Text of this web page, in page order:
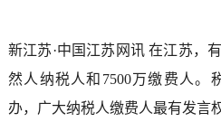
新江苏·中国江苏网讯 在江苏，
然人纳税人和7500万缴费人。
办，广大纳税人缴费人最有发言权